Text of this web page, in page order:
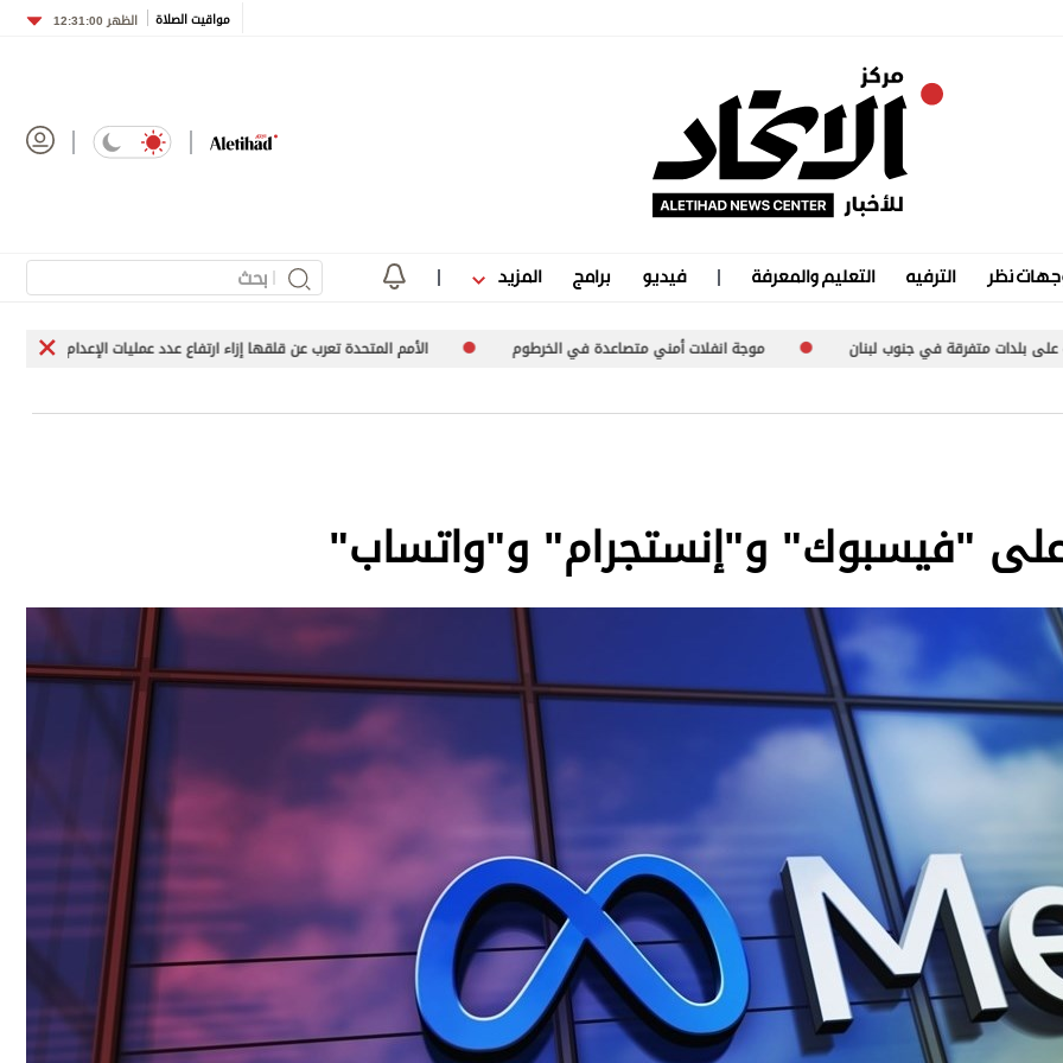
مواقيت الصلاة الظهر 12:31:00
نظر الترفيه التعليم والمعرفة فيديو برامج المزيد
لبنان موجة انفلات أمني متصاعدة في الخرطوم الأمم المتحدة تعرب عن قلقها إزاء ارتفاع عدد عمليات الإعدام في إيران اجتماع أمني
"فيسبوك" و"إنستجرام" و"واتساب"